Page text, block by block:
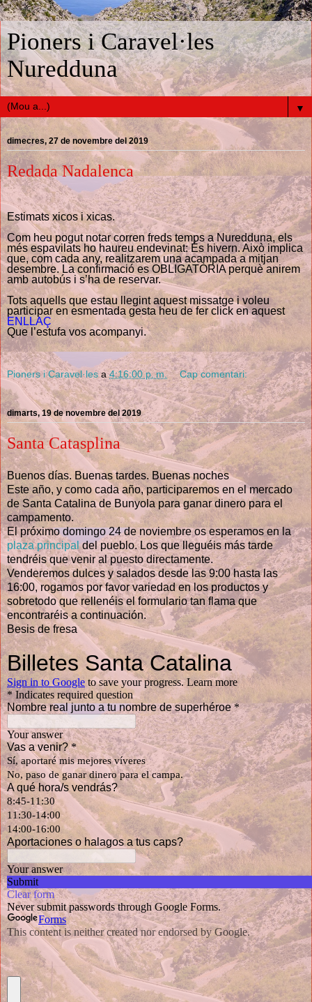
Pioners i Caravel·les
Nuredduna
▼
dimecres, 27 de novembre del 2019
Redada Nadalenca
Estimats xicos i xicas.
Com heu pogut notar corren freds temps a Nuredduna, els
més espavilats ho haureu endevinat: És hivern. Això implica
que, com cada any, realitzarem una acampada a mitjan
desembre. La confirmació es OBLIGATÒRIA perquè anirem
amb autobús i s’ha de reservar.
Tots aquells que estau llegint aquest missatge i voleu
participar en esmentada gesta heu de fer click en aquest
ENLLAÇ
Que l’estufa vos acompanyi.
Pioners i Caravel·les a4:16:00 p. m. Cap comentari:
dimarts, 19 de novembre del 2019
Santa Catasplina
Buenos días. Buenas tardes. Buenas noches
Este año, y como cada año, participaremos en el mercado
de Santa Catalina de Bunyola para ganar dinero para el
campamento.
El próximo domingo 24 de noviembre os esperamos en la
plaza principaldel pueblo. Los que lleguéis más tarde
tendréis que venir al puesto directamente.
Venderemos dulces y salados desde las 9:00 hasta las
16:00, rogamos por favor variedad en los productos y
sobretodo que rellenéis el formulario tan flama que
encontraréis a continuación.
Besis de fresa